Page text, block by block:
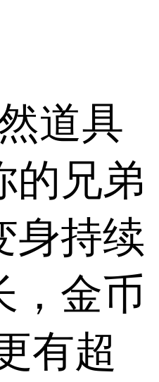
道具
的兄弟
身持续
，金币
有超